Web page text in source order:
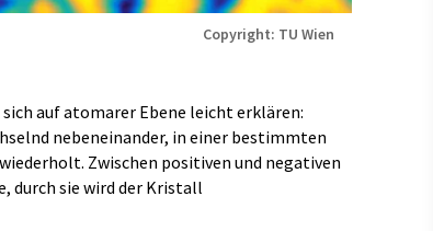
Copyright: TU Wien
auf atomarer Ebene leicht erklären:
nebeneinander, in einer bestimmten
Zwischen positiven und negativen
durch sie wird der Kristall